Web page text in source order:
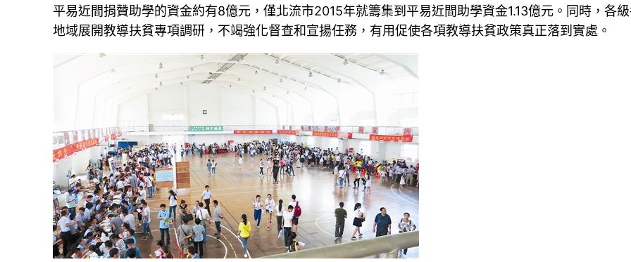
平易近間捐贊助學的資金約有8億元，僅北流市2015年就籌集到平易近間助學資金1.13億元。同時，各
地域展開教導扶貧專項調研，不竭強化督查和宣揚任務，有用促使各項教導扶貧政策真正落到實處。